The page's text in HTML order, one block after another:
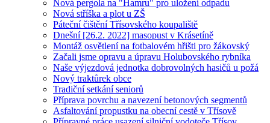
Nová pergola na "Hamru" pro uložení odpadu
Nová stříška a plot u ZŠ
Páteční čištění Třísovského koupaliště
Dnešní [26.2. 2022] masopust v Krásetíně
Montáž osvětlení na fotbalovém hřišti pro žákovský
Začali jsme opravu a úpravu Holubovského rybníka
Naše výjezdová jednotka dobrovolných hasičů u požá
Nový traktůrek obce
Tradiční setkání seniorů
Příprava povrchu a navezení betonových segmentů
Asfaltování propustku na obecní cestě v Třísově